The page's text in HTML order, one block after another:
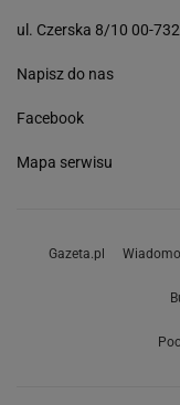
ul. Czerska 8/10 00-
Napisz do nas
Facebook
Mapa serwisu
Gazeta.pl